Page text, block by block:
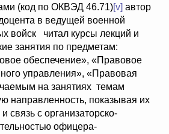
(код по ОКВЭД 46.71)[v] автор
в ведущей военной
войск читал курсы лекций и
занятия по предметам:
обеспечение», «Правовое
управления», «Правовая
на занятиях темам
направленность, показывая их
связь с организаторско-
офицера-